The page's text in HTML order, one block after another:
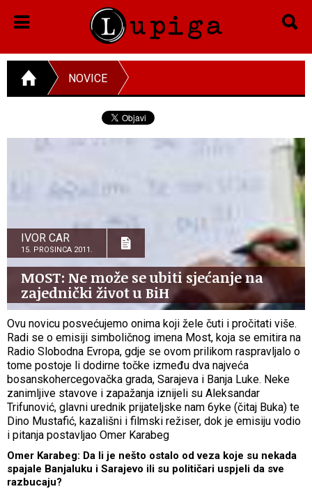
NOVICE
IVOR CAR
15. PROSINCA 2011.
MOST: Ne može se ubiti sjećanje na
zajednički život u BiH
Ovu novicu posvećujemo onima koji žele čuti i pročitati više.
Radi se o emisiji simboličnog imena Most, koja se emitira na
Radio Slobodna Evropa, gdje se ovom prilikom raspravljalo o
tome postoje li dodirne točke između dva najveća
bosanskohercegovačka grada, Sarajeva i Banja Luke. Neke
zanimljive stavove i zapažanja iznijeli su Aleksandar
Trifunović, glavni urednik prijateljske nam 6yke (čitaj Buka) te
Dino Mustafić, kazališni i filmski režiser, dok je emisiju vodio
i pitanja postavljao Omer Karabeg
Omer Karabeg: Da li je nešto ostalo od veza koje su nekada
spajale Banjaluku i Sarajevo ili su političari uspjeli da sve
razbucaju?